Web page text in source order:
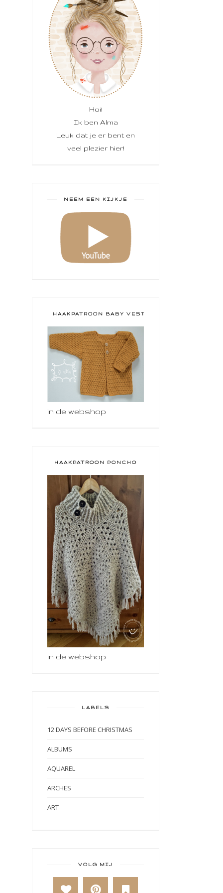
Hoi!
Ik ben Alma
Leuk dat je er bent en
veel plezier hier!
NEEM EEN KIJKJE
HAAKPATROON BABY VESTJE
in de webshop
HAAKPATROON PONCHO
in de webshop
LABELS
12 DAYS BEFORE CHRISTMAS
ALBUMS
AQUAREL
ARCHES
ART
BAKKEN
VOLG MIJ